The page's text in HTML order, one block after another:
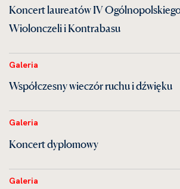
Koncert laureatów IV
Wiolonczeli i Kontrabasu
Galeria
Współczesny wieczór ruchu i dźwięku
Galeria
Koncert dyplomowy
Galeria